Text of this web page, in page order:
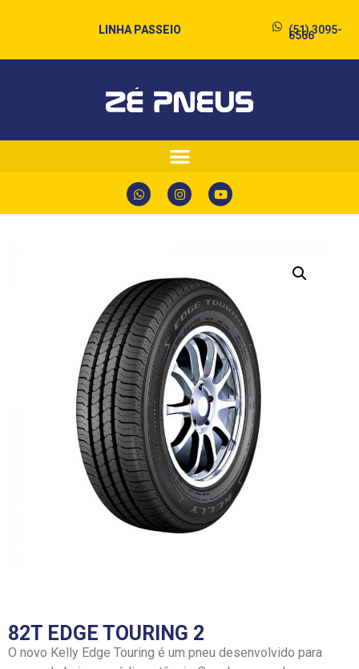
LINHA PASSEIO (51) 3095-
6566
82T EDGE TOURING 2
O novo Kelly Edge Touring é um pneu desenvolvido para